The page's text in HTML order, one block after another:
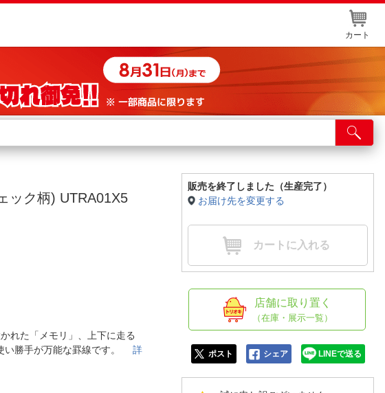
カート
店舗サービス
ネット取り置き
店舗情報・店舗一覧
IR情報
ック柄) UTRA01X5
れた「メモリ」、上下に走る
使い勝手が万能な罫線です。詳
販売を終了しました（生産完了）
お届け先を変更する
カートに入れる
店舗に取り置く
（在庫・展示一覧）
ポスト シェア LINEで送る